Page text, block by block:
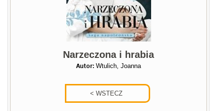
Narzeczona i hrabia
Autor: Wtulich, Joanna